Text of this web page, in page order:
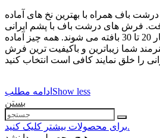
باف همراه با بهترین نخ های آماده
یافت. فرش های درشت باف با پشم ایرانی
و گره فارسی و با رجشمار 20 تا 30 بافته می شوند. همه چیز آماده
شما زیباترین و باکیفیت ترین فرش
ادامه مطلب Show less
بستن
برای محصولات بیشتر کلیک کنید.